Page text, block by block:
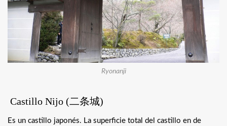
Ryonanji
Castillo Nijo (二条城)
Es un castillo japonés. La superficie total del castillo en de